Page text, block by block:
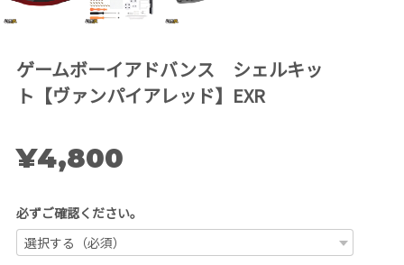
ゲームボーイアドバンス シェルキッ
ト【ヴァンパイアレッド】EXR
¥4,800
必ずご確認ください。